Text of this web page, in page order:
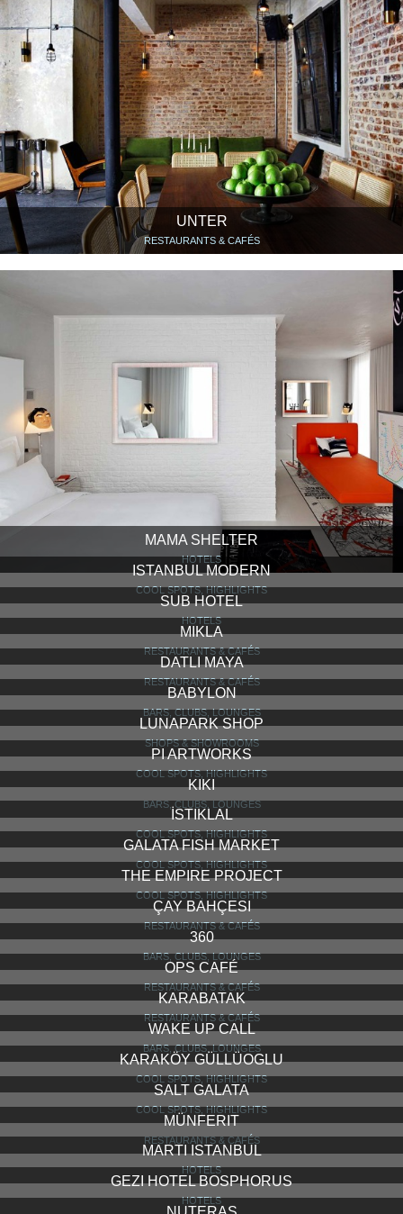
UNTER
RESTAURANTS & CAFÉS
MAMA SHELTER
HOTELS
ISTANBUL MODERN
COOL SPOTS, HIGHLIGHTS
SUB HOTEL
HOTELS